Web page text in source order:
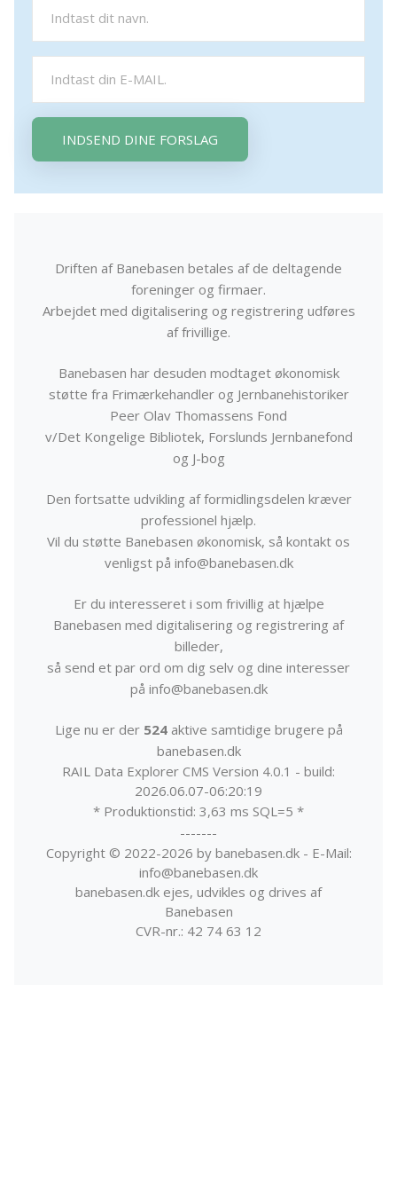
INDSEND DINE FORSLAG
Driften af Banebasen betales af de deltagende
foreninger og firmaer.
Arbejdet med digitalisering og registrering udføres
af frivillige.
Banebasen har desuden modtaget økonomisk
støtte fra Frimærkehandler og Jernbanehistoriker
Peer Olav Thomassens Fond
v/Det Kongelige Bibliotek, Forslunds Jernbanefond
og J-bog
Den fortsatte udvikling af formidlingsdelen kræver
professionel hjælp.
Vil du støtte Banebasen økonomisk, så kontakt os
venligst på info@banebasen.dk
Er du interesseret i som frivillig at hjælpe
Banebasen med digitalisering og registrering af
billeder,
så send et par ord om dig selv og dine interesser
på info@banebasen.dk
Lige nu er der 524aktive samtidige brugere på
banebasen.dk
RAIL Data Explorer CMS Version 4.0.1 - build:
2026.06.07-06:20:19
* Produktionstid: 3,63 ms SQL=5 *
-------
Copyright © 2022-2026 by banebasen.dk - E-Mail:
info@banebasen.dk
banebasen.dk ejes, udvikles og drives af
Banebasen
CVR-nr.: 42 74 63 12